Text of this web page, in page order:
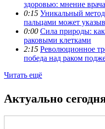
здоровью: мнение врача
0:15 Уникальный
пальцами может
0:00 Сила природы:
раковыми клетками
2:15 Революционное
победа над раком
Читать ещё
Актуально